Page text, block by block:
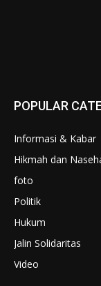
POPULAR
Informasi & Kabar
Hikmah dan
foto
Politik
Hukum
Jalin Solidaritas
Video